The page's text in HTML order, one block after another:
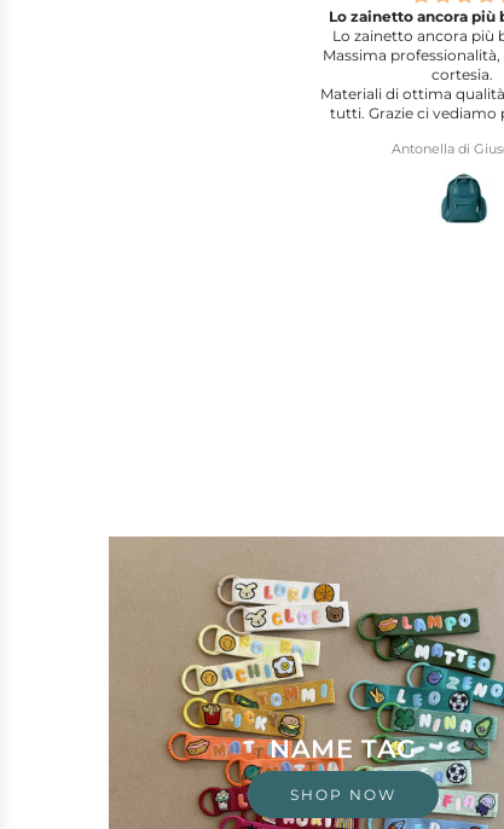
Ottima comunicazione
cliente
Ottima
cliente.
Bella la qualità dei
Chiara
NAME TAG
SHOP NOW